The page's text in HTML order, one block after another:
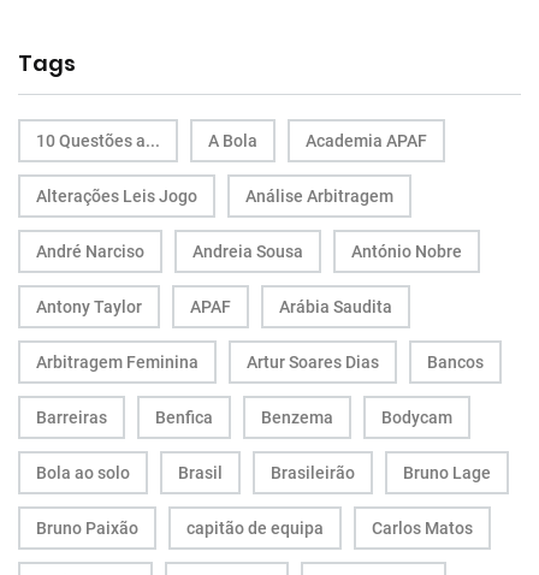
Tags
10 Questões a... A Bola Academia APAF
Alterações Leis Jogo Análise Arbitragem
André Narciso Andreia Sousa António Nobre
Antony Taylor APAF Arábia Saudita
Arbitragem Feminina Artur Soares Dias Bancos
Barreiras Benfica Benzema Bodycam
Bola ao solo Brasil Brasileirão Bruno Lage
Bruno Paixão capitão de equipa Carlos Matos